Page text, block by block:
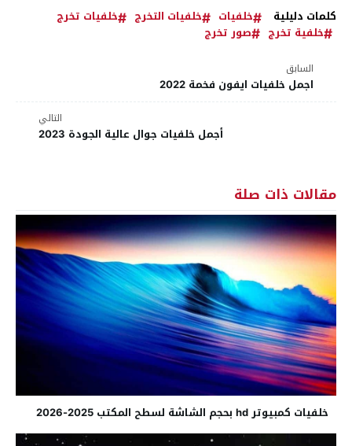
كلمات دليلية خلفيات خلفيات التخرج
خلفيات تخرج
خلفية تخرج
صور تخرج
السابق
اجمل خلفيات ايفون فخمة 2022
التالي
أجمل خلفيات جوال عالية الجودة 2023
مقالات ذات صلة
خلفيات كمبيوتر hd بحجم الشاشة لسطح المكتب 2025-2026